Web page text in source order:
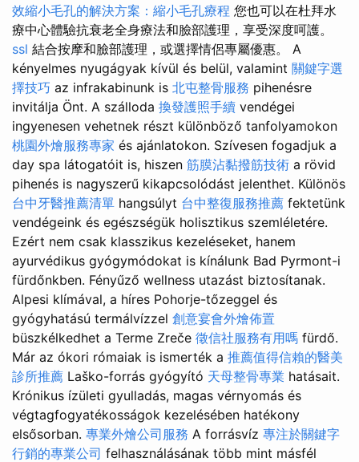
效縮小毛孔的解決方案：縮小毛孔療程 您也可以在杜拜水
療中心體驗抗衰老全身療法和臉部護理，享受深度呵護。
ssl 結合按摩和臉部護理，或選擇情侶專屬優惠。 A
kényelmes nyugágyak kívül és belül, valamint 關鍵字選
擇技巧 az infrakabinunk is 北屯整骨服務 pihenésre
invitálja Önt. A szálloda 換發護照手續 vendégei
ingyenesen vehetnek részt különböző tanfolyamokon
桃園外燴服務專家 és ajánlatokon. Szívesen fogadjuk a
day spa látogatóit is, hiszen 筋膜沾黏撥筋技術 a rövid
pihenés is nagyszerű kikapcsolódást jelenthet. Különös
台中牙醫推薦清單 hangsúlyt 台中整復服務推薦 fektetünk
vendégeink és egészségük holisztikus szemléletére.
Ezért nem csak klasszikus kezeléseket, hanem
ayurvédikus gyógymódokat is kínálunk Bad Pyrmont-i
fürdőnkben. Fényűző wellness utazást biztosítanak.
Alpesi klímával, a híres Pohorje-tőzeggel és
gyógyhatású termálvízzel 創意宴會外燴佈置
büszkélkedhet a Terme Zreče 徵信社服務有用嗎 fürdő.
Már az ókori rómaiak is ismerték a 推薦值得信賴的醫美
診所推薦 Laško-forrás gyógyító 天母整骨專業 hatásait.
Krónikus ízületi gyulladás, magas vérnyomás és
végtagfogyatékosságok kezelésében hatékony
elsősorban. 專業外燴公司服務 A forrásvíz 專注於關鍵字
行銷的專業公司 felhasználásának több mint másfél